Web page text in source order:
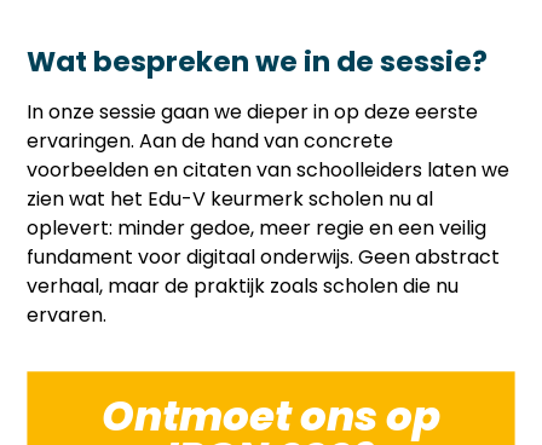
Wat bespreken we in de sessie?
In onze sessie gaan we dieper in op deze eerste
ervaringen. Aan de hand van concrete
voorbeelden en citaten van schoolleiders laten we
zien wat het Edu­-V keurmerk scholen nu al
oplevert: minder gedoe, meer regie en een veilig
fundament voor digitaal onderwijs. Geen abstract
verhaal, maar de praktijk zoals scholen die nu
ervaren.
Ontmoet ons op